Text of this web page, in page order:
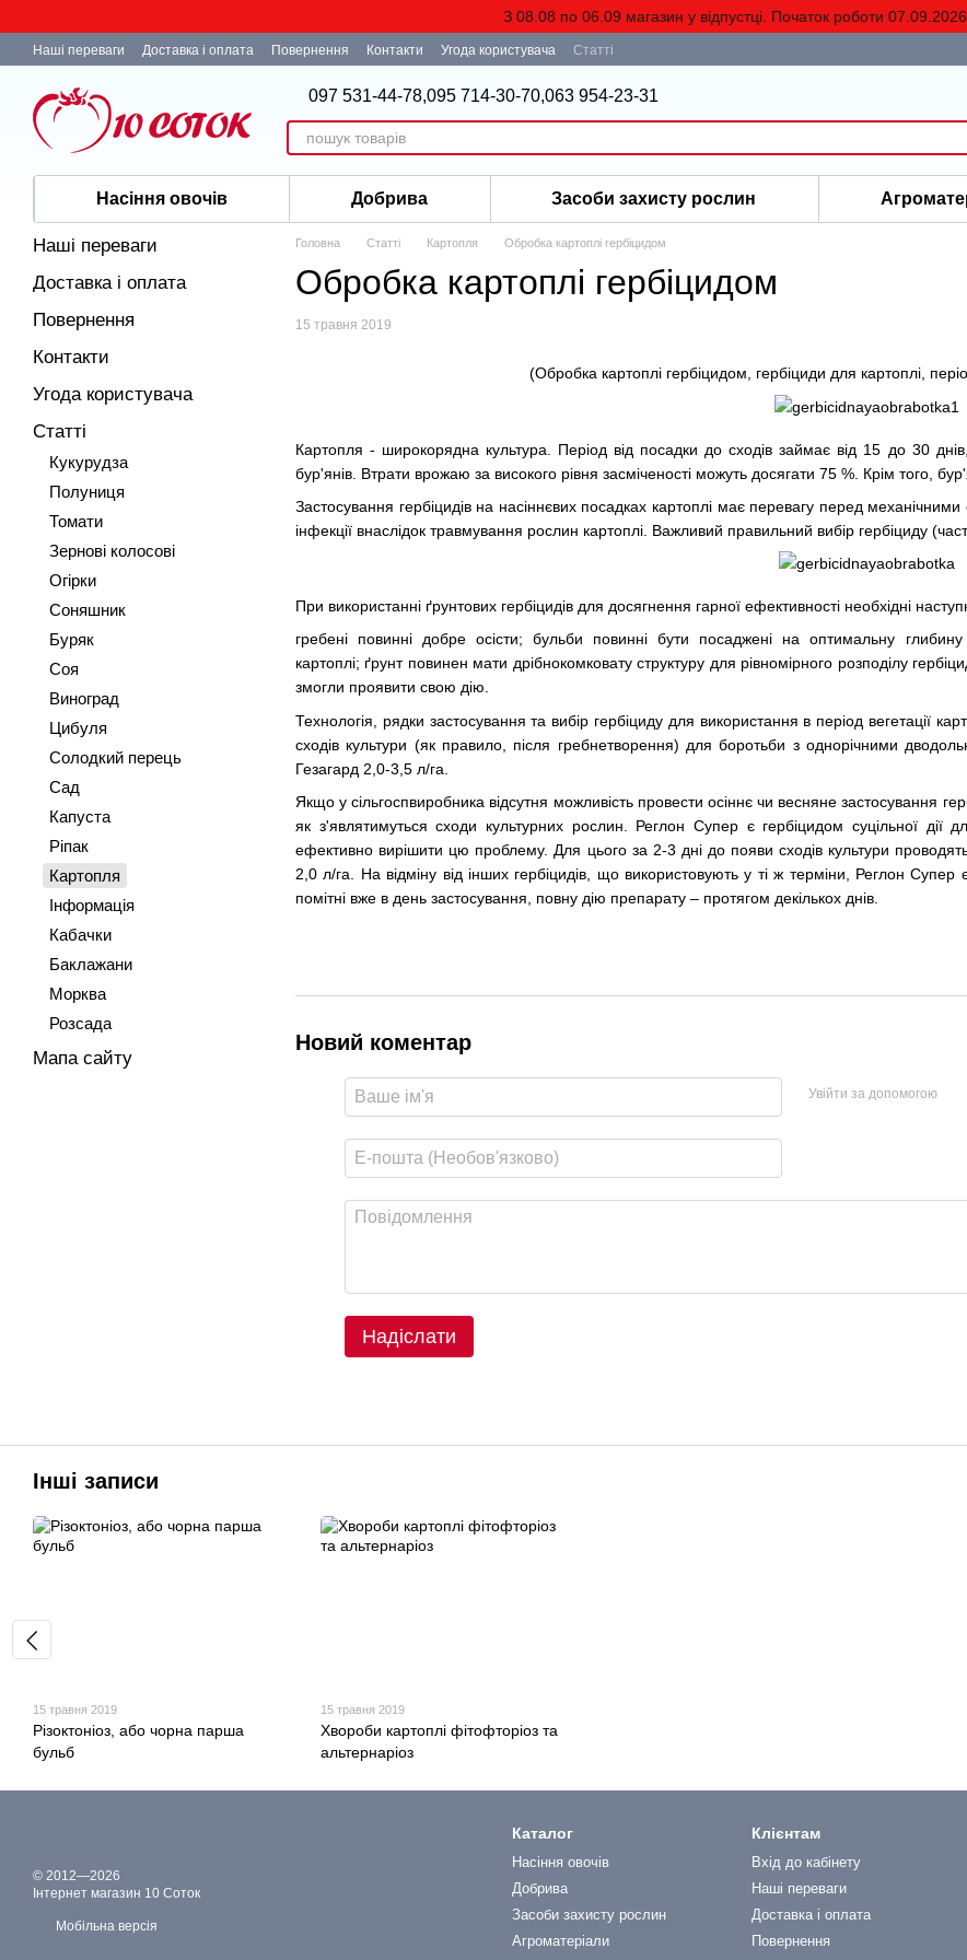
З 08.08 по 06.09 магазин у відпустці. Початок роботи 07.09.2026
Наші переваги Доставка і оплата Повернення Контакти Угода користувача Статті
097 531-44-78,095 714-30-70,063 954-23-31
Насіння овочів Добрива Засоби захисту рослин
Головна Статті Картопля Обробка картоплі гербіцидом
Обробка картоплі гербіцидом
15 травня 2019
(Обробка картоплі гербіцидом, гербіциди для картоплі,
Картопля - широкорядна культура. Період від посадки до сходів займає від 15 до 30
бур'янів. Втрати врожаю за високого рівня засміченості можуть досягати 75 %. Крім того,
Застосування гербіцидів на насіннєвих посадках картоплі має перевагу перед
інфекції внаслідок травмування рослин картоплі. Важливий правильний вибір гербіциду
При використанні ґрунтових гербіцидів для досягнення гарної ефективності необхідні
гребені повинні добре осісти; бульби повинні бути посаджені на оптимальну
картоплі; ґрунт повинен мати дрібнокомковату структуру для рівномірного розподілу
змогли проявити свою дію.
Технологія, рядки застосування та вибір гербіциду для використання в період вегетації
сходів культури (як правило, після гребнетворення) для боротьби з однорічними
Гезагард 2,0-3,5 л/га.
Якщо у сільгоспвиробника відсутня можливість провести осіннє чи весняне застосування
як з'являтимуться сходи культурних рослин. Реглон Супер є гербіцидом суцільної
ефективно вирішити цю проблему. Для цього за 2-3 дні до появи сходів культури
2,0 л/га. На відміну від інших гербіцидів, що використовують у ті ж терміни, Реглон
помітні вже в день застосування, повну дію препарату – протягом декількох днів.
Новий коментар
Увійти за допомогою
Надіслати
Наші переваги
Доставка і оплата
Повернення
Контакти
Угода користувача
Статті
Кукурудза
Полуниця
Томати
Зернові колосові
Огірки
Соняшник
Буряк
Соя
Виноград
Цибуля
Солодкий перець
Сад
Капуста
Ріпак
Картопля
Інформація
Кабачки
Баклажани
Морква
Розсада
Мапа сайту
Інші записи
15 травня 2019
Різоктоніоз, або чорна парша
бульб
15 травня 2019
Хвороби картоплі фітофторіоз та
альтернаріоз
© 2012—2026
Інтернет магазин 10 Соток
Мобільна версія
Каталог
Насіння овочів
Добрива
Засоби захисту рослин
Агроматеріали
Клієнтам
Вхід до кабінету
Наші переваги
Доставка і оплата
Повернення